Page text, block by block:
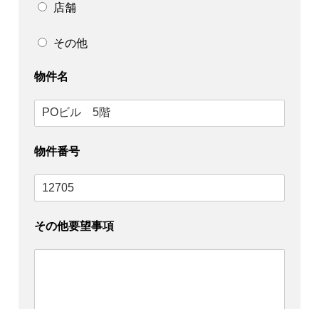
店舗
その他
物件名
物件番号
その他要望事項